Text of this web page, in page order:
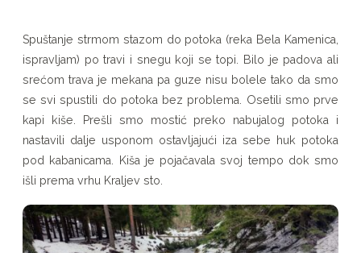
Spuštanje strmom stazom do potoka (reka Bela Kamenica,
ispravljam) po travi i snegu koji se topi. Bilo je padova ali
srećom trava je mekana pa guze nisu bolele tako da smo
se svi spustili do potoka bez problema. Osetili smo prve
kapi kiše. Prešli smo mostić preko nabujalog potoka i
nastavili dalje usponom ostavljajući iza sebe huk potoka
pod kabanicama. Kiša je pojačavala svoj tempo dok smo
išli prema vrhu Kraljev sto.